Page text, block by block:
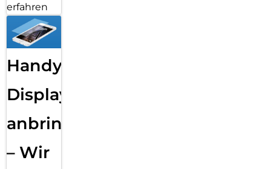
erfahren
Handy
Displayfolie
anbringen
– Wir